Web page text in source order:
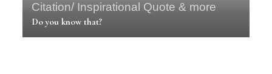
Citation/ Inspirational Quote & more
Do you know that?